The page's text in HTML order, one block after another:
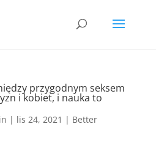
przygodnym seksem
i kobiet, i nauka to
| lis 24, 2021 | Better